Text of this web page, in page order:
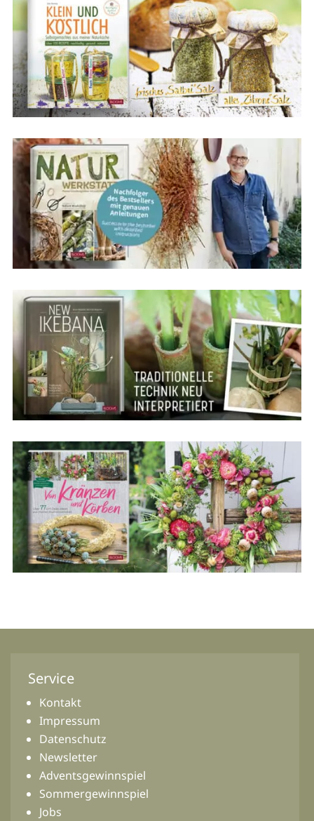
Service
Kontakt
Impressum
Datenschutz
Newsletter
Adventsgewinnspiel
Sommergewinnspiel
Jobs